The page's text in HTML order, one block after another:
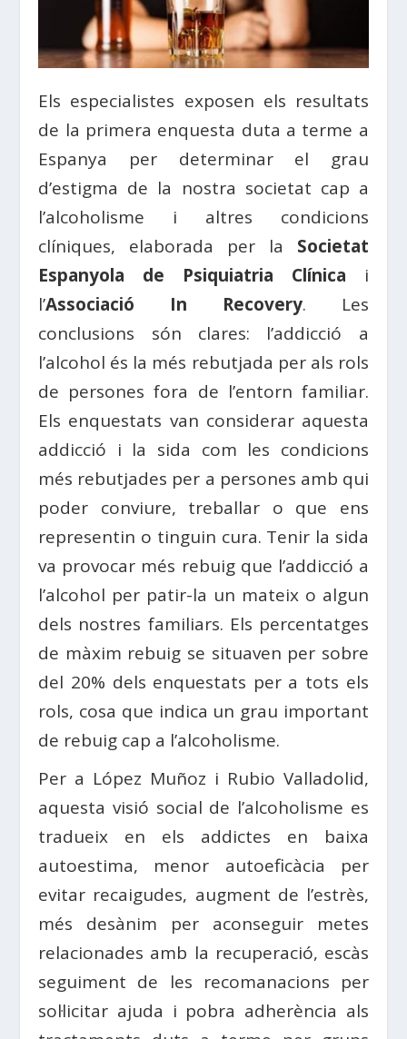
Els especialistes exposen els resultats
de la primera enquesta duta a terme a
Espanya per determinar el grau
d’estigma de la nostra societat cap a
l’alcoholisme i altres condicions
clíniques, elaborada per la Societat
Espanyola de Psiquiatria Clínica i
l’Associació In Recovery. Les
conclusions són clares: l’addicció a
l’alcohol és la més rebutjada per als rols
de persones fora de l’entorn familiar.
Els enquestats van considerar aquesta
addicció i la sida com les condicions
més rebutjades per a persones amb qui
poder conviure, treballar o que ens
representin o tinguin cura. Tenir la sida
va provocar més rebuig que l’addicció a
l’alcohol per patir-la un mateix o algun
dels nostres familiars. Els percentatges
de màxim rebuig se situaven per sobre
del 20% dels enquestats per a tots els
rols, cosa que indica un grau important
de rebuig cap a l’alcoholisme.
Per a López Muñoz i Rubio Valladolid,
aquesta visió social de l’alcoholisme es
tradueix en els addictes en baixa
autoestima, menor autoeficàcia per
evitar recaigudes, augment de l’estrès,
més desànim per aconseguir metes
relacionades amb la recuperació, escàs
seguiment de les recomanacions per
sol·licitar ajuda i pobra adherència als